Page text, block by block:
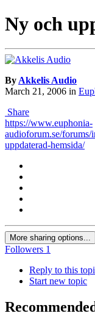
Ny och
ByAkkelis Audio
March 21, 2006 in
Share
https://www.euphonia-
audioforum.se/
uppdaterad-hemsida/
More sharing options...
Followers 1
Reply to this
Start new topic